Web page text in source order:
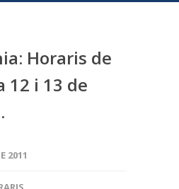
Horaris de
12 i 13 de
2011